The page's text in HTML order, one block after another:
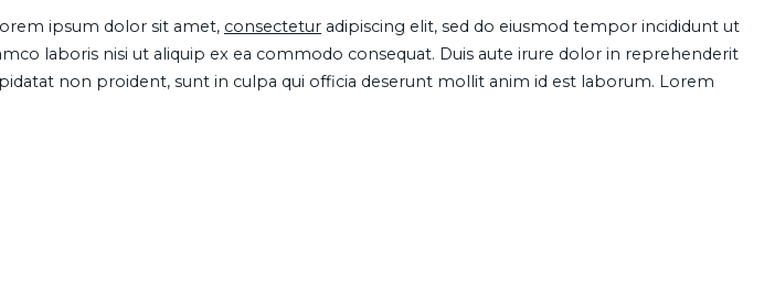
ipsum dolor sit amet, consectetur adipiscing elit, sed do eiusmod tempor incididunt ut
laboris nisi ut aliquip ex ea commodo consequat. Duis aute irure dolor in reprehenderit
non proident, sunt in culpa qui officia deserunt mollit anim id est laborum. Lorem